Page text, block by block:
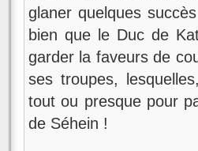
glaner quelques
bien que le Duc de
garder la faveurs de
ses troupes,
tout ou presque pour
de Séhein !